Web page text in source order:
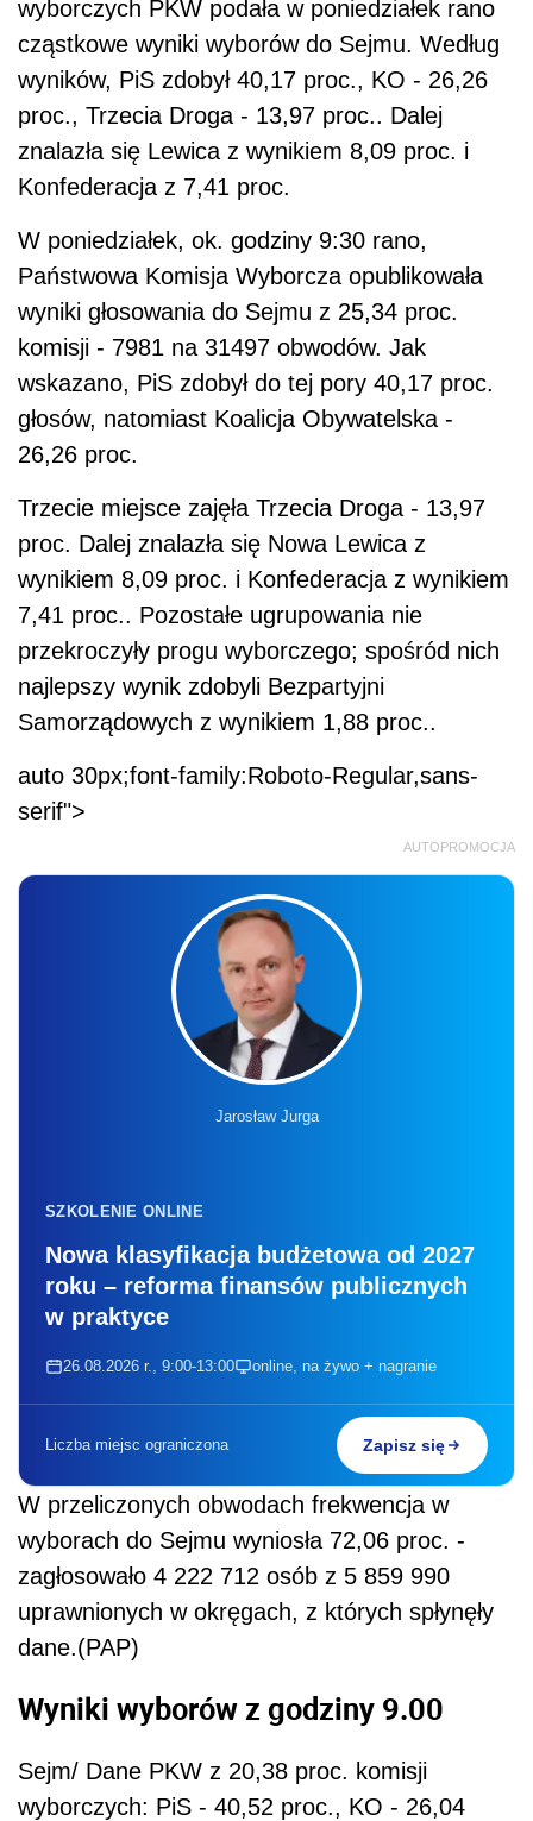
wyborczych PKW podała w poniedziałek rano
cząstkowe wyniki wyborów do Sejmu. Według
wyników, PiS zdobył 40,17 proc., KO - 26,26
proc., Trzecia Droga - 13,97 proc.. Dalej
znalazła się Lewica z wynikiem 8,09 proc. i
Konfederacja z 7,41 proc.
W poniedziałek, ok. godziny 9:30 rano,
Państwowa Komisja Wyborcza opublikowała
wyniki głosowania do Sejmu z 25,34 proc.
komisji - 7981 na 31497 obwodów. Jak
wskazano, PiS zdobył do tej pory 40,17 proc.
głosów, natomiast Koalicja Obywatelska -
26,26 proc.
Trzecie miejsce zajęła Trzecia Droga - 13,97
proc. Dalej znalazła się Nowa Lewica z
wynikiem 8,09 proc. i Konfederacja z wynikiem
7,41 proc.. Pozostałe ugrupowania nie
przekroczyły progu wyborczego; spośród nich
najlepszy wynik zdobyli Bezpartyjni
Samorządowych z wynikiem 1,88 proc..
auto 30px;font-family:Roboto-Regular,sans-
serif">
AUTOPROMOCJA
Jarosław Jurga
SZKOLENIE ONLINE
Nowa klasyfikacja budżetowa od 2027
roku – reforma finansów publicznych
w praktyce
26.08.2026 r., 9:00-13:00 online, na żywo + nagranie
Liczba miejsc ograniczona Zapisz się
W przeliczonych obwodach frekwencja w
wyborach do Sejmu wyniosła 72,06 proc. -
zagłosowało 4 222 712 osób z 5 859 990
uprawnionych w okręgach, z których spłynęły
dane.(PAP)
Wyniki wyborów z godziny 9.00
Sejm/ Dane PKW z 20,38 proc. komisji
wyborczych: PiS - 40,52 proc., KO - 26,04